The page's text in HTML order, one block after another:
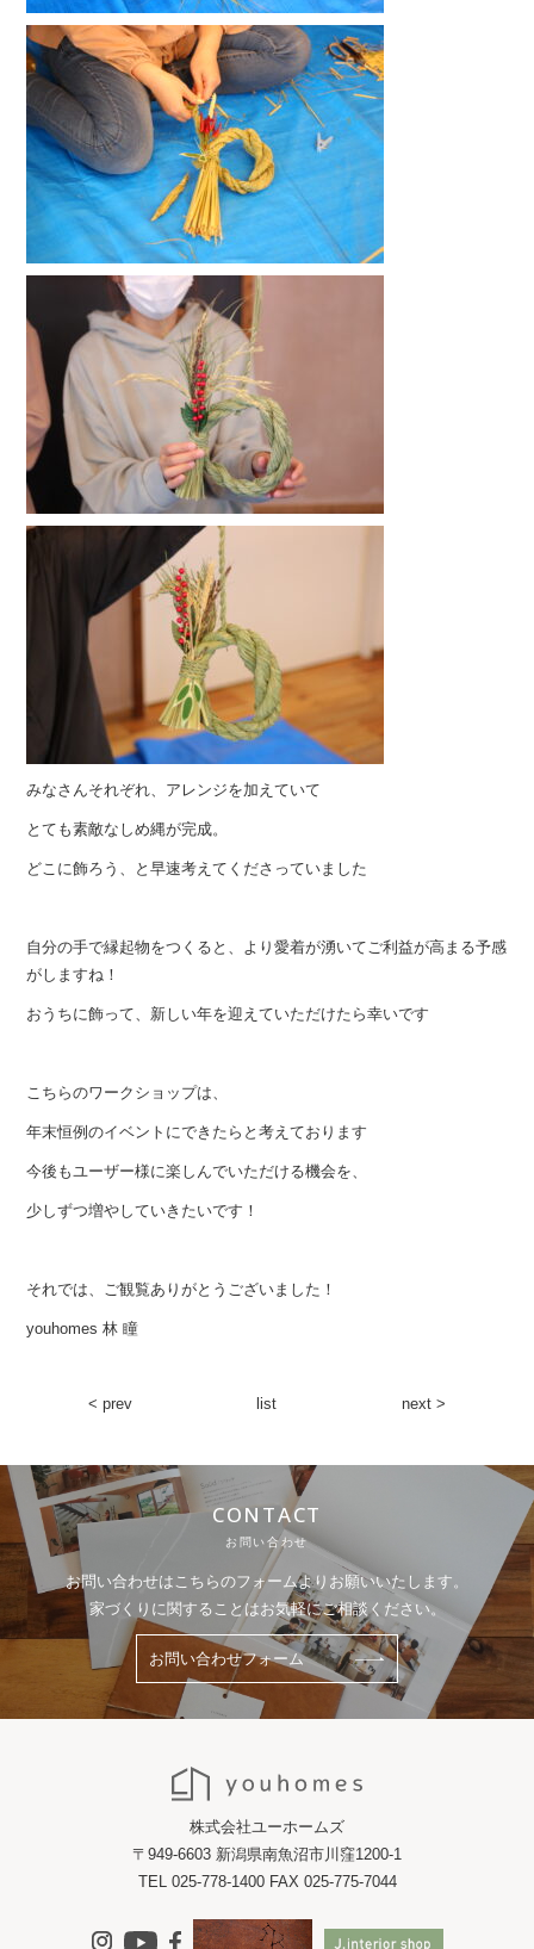
みなさんそれぞれ、アレンジを加えていて
とても素敵なしめ縄が完成。
どこに飾ろう、と早速考えてくださっていました
自分の手で縁起物をつくると、より愛着が湧いてご利益が高まる予感
がしますね！
おうちに飾って、新しい年を迎えていただけたら幸いです
こちらのワークショップは、
年末恒例のイベントにできたらと考えております
今後もユーザー様に楽しんでいただける機会を、
少しずつ増やしていきたいです！
それでは、ご観覧ありがとうございました！
youhomes 林 瞳
< prev list next >
CONTACT
お問い合わせ
お問い合わせはこちらのフォームよりお願いいたします。
家づくりに関することはお気軽にご相談ください。
お問い合わせフォーム
株式会社ユーホームズ
〒949-6603 新潟県南魚沼市川窪1200-1
TEL 025-778-1400 FAX 025-775-7044